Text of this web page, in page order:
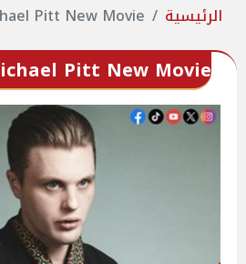
الرئيسية Pitt New Movie
Pitt New Movie